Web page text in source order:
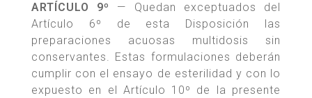
ARTÍCULO 9º
— Quedan exceptuados del
Artículo 6º de esta Disposición las
preparaciones acuosas multidosis sin
conservantes. Estas formulaciones deberán
cumplir con el ensayo de esterilidad y con lo
expuesto en el Artículo 10º de la presente